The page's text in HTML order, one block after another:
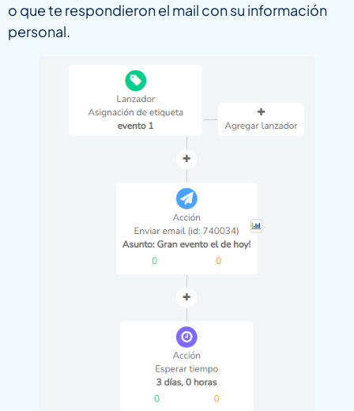
o que te respondieron el mail con su información
personal.